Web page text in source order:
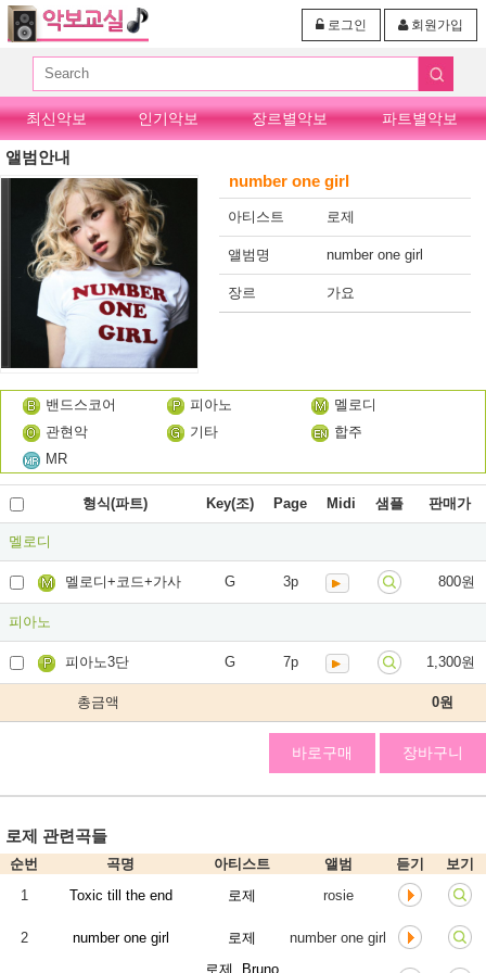
회원가입
로그인
최신악보 인기악보 장르별악보 파트별악보
앨범안내
number one girl
아티스트 로제
앨범명 number one girl
장르 가요
밴드스코어 피아노
멜로디
관현악
기타
합주
MR
형식(파트) Key(조) Page Midi 샘플 판매가
멜로디
멜로디+코드+가사 G 3p 800원
피아노
피아노3단 G 7p 1,300원
총금액 0원
바로구매 장바구니
로제 관련곡들
순번 곡명 아티스트 앨범 듣기
보기
1
Toxic till the end 로제 rosie
2 number one girl 로제 number one girl
로제, Bruno